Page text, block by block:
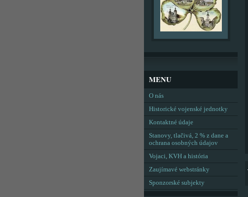
MENU
O nás
Historické vojenské jednotky
Kontaktné údaje
Stanovy, tlačivá, 2 % z dane a
ochrana osobných údajov
Vojaci, KVH a história
Zaujímavé webstránky
Sponzorské subjekty